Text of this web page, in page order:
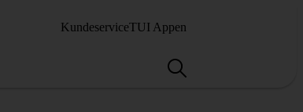
KundeserviceTUI Appen